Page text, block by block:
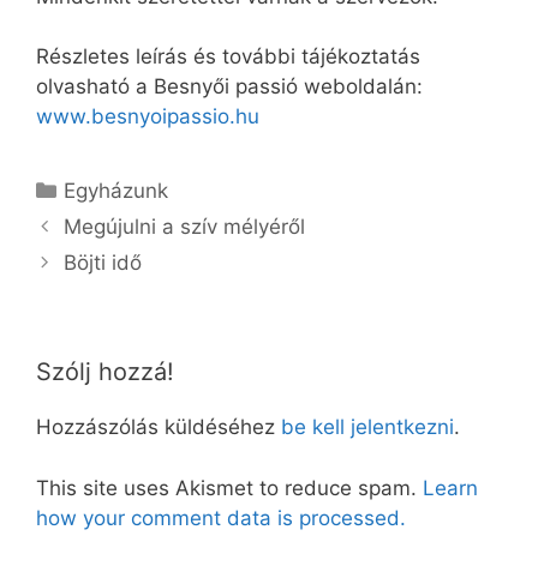
Részletes leírás és további tájékoztatás
olvasható a Besnyői passió weboldalán:
www.besnyoipassio.hu
Kategória
Egyházunk
Megújulni a szív mélyéről
Böjti idő
Szólj hozzá!
Hozzászólás küldéséhez be kell jelentkezni.
This site uses Akismet to reduce spam. Learn
how your comment data is processed.